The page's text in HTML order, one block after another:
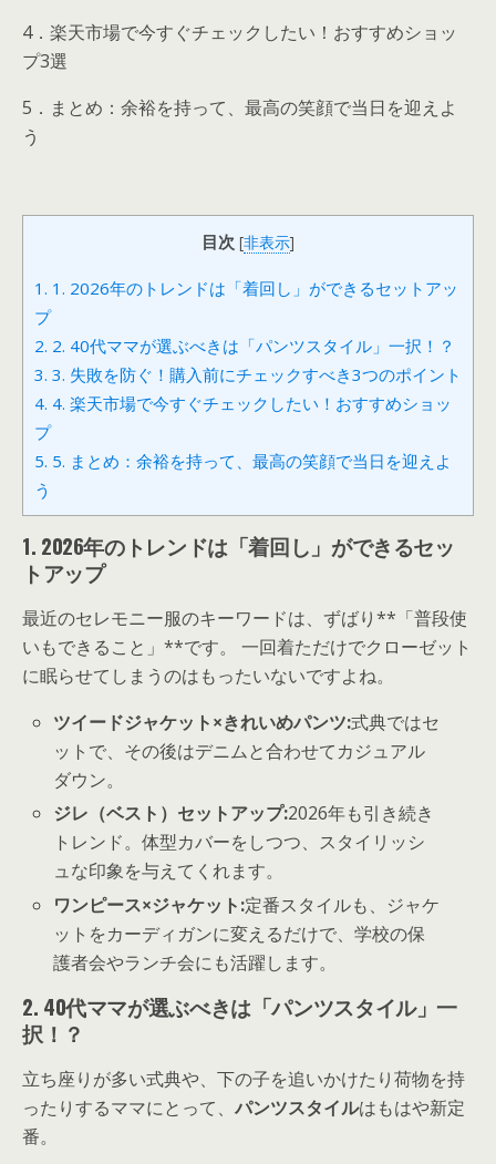
4．楽天市場で今すぐチェックしたい！おすすめショッ
プ3選
5．まとめ：余裕を持って、最高の笑顔で当日を迎えよ
う
目次 [非表示]
1. 1. 2026年のトレンドは「着回し」ができるセットアッ
プ
2. 2. 40代ママが選ぶべきは「パンツスタイル」一択！？
3. 3. 失敗を防ぐ！購入前にチェックすべき3つのポイント
4. 4. 楽天市場で今すぐチェックしたい！おすすめショッ
プ
5. 5. まとめ：余裕を持って、最高の笑顔で当日を迎えよ
う
1. 2026年のトレンドは「着回し」ができるセッ
トアップ
最近のセレモニー服のキーワードは、ずばり**「普段使
いもできること」**です。 一回着ただけでクローゼット
に眠らせてしまうのはもったいないですよね。
ツイードジャケット×きれいめパンツ:式典ではセ
ットで、その後はデニムと合わせてカジュアル
ダウン。
ジレ（ベスト）セットアップ:2026年も引き続き
トレンド。体型カバーをしつつ、スタイリッシ
ュな印象を与えてくれます。
ワンピース×ジャケット:定番スタイルも、ジャケ
ットをカーディガンに変えるだけで、学校の保
護者会やランチ会にも活躍します。
2. 40代ママが選ぶべきは「パンツスタイル」一
択！？
立ち座りが多い式典や、下の子を追いかけたり荷物を持
ったりするママにとって、 パンツスタイルはもはや新定
番。